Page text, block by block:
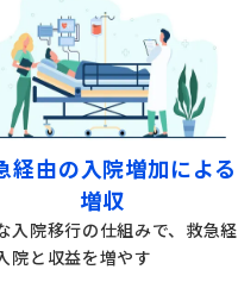
経由の入院増加による
増収
入院移行の仕組みで、救急経
院と収益を増やす